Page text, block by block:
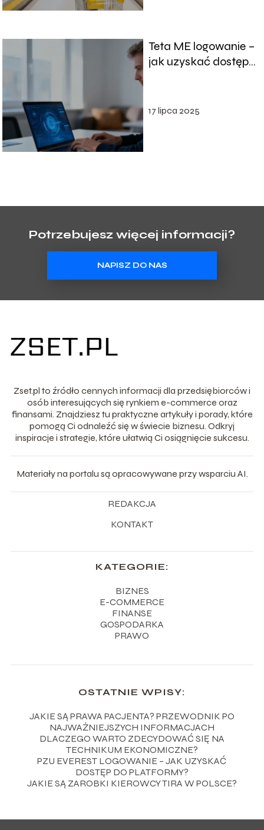
Teta ME logowanie –
jak uzyskać dostęp
17 lipca 2025
Potrzebujesz więcej informacji?
NAPISZ DO NAS
Zset.pl to źródło cennych informacji dla przedsiębiorców i
osób interesujących się rynkiem e-commerce oraz
finansami. Znajdziesz tu praktyczne artykuły i porady, które
pomogą Ci odnaleźć się w świecie biznesu. Odkryj
inspiracje i strategie, które ułatwią Ci osiągnięcie sukcesu.
Materiały na portalu są opracowywane przy wsparciu AI.
REDAKCJA
KONTAKT
KATEGORIE:
BIZNES
E-COMMERCE
FINANSE
GOSPODARKA
PRAWO
OSTATNIE WPISY:
JAKIE SĄ PRAWA PACJENTA? PRZEWODNIK PO
NAJWAŻNIEJSZYCH INFORMACJACH
DLACZEGO WARTO ZDECYDOWAĆ SIĘ NA
TECHNIKUM EKONOMICZNE?
PZU EVEREST LOGOWANIE – JAK UZYSKAĆ
DOSTĘP DO PLATFORMY?
JAKIE SĄ ZAROBKI KIEROWCY TIRA W POLSCE?